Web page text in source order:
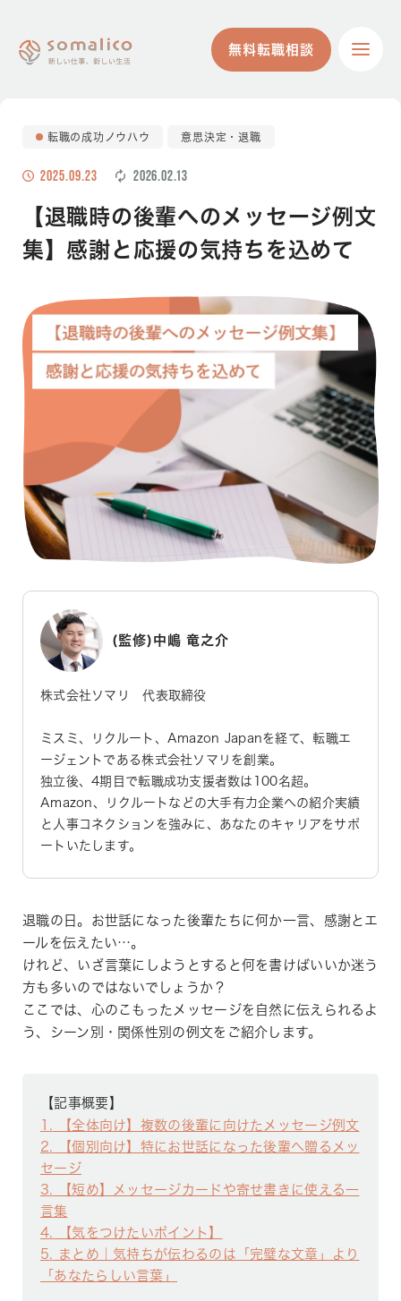
無料転職相談
転職の成功ノウハウ 意思決定・退職
2025.09.23 2026.02.13
【退職時の後輩へのメッセージ例文
集】感謝と応援の気持ちを込めて
(監修)中嶋 竜之介
株式会社ソマリ 代表取締役
ミスミ、リクルート、Amazon Japanを経て、転職エ
ージェントである株式会社ソマリを創業。
独立後、4期目で転職成功支援者数は100名超。
Amazon、リクルートなどの大手有力企業への紹介実績
と人事コネクションを強みに、あなたのキャリアをサポ
ートいたします。
退職の日。お世話になった後輩たちに何か一言、感謝とエ
ールを伝えたい…。
けれど、いざ言葉にしようとすると何を書けばいいか迷う
方も多いのではないでしょうか？
ここでは、心のこもったメッセージを自然に伝えられるよ
う、シーン別・関係性別の例文をご紹介します。
【記事概要】
1
【全体向け】複数の後輩に向けたメッセージ例文
2
【個別向け】特にお世話になった後輩へ贈るメッ
セージ
3
【短め】メッセージカードや寄せ書きに使える一
言集
4
【気をつけたいポイント】
5
まとめ｜気持ちが伝わるのは「完璧な文章」より
「あなたらしい言葉」